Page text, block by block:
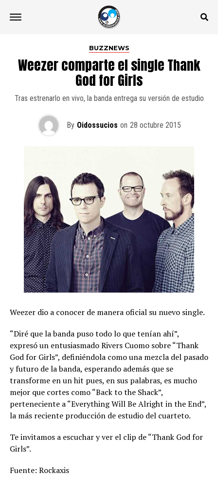
BUZZNEWS
Weezer comparte el single Thank
God for Girls
Tras estrenarlo en vivo, la banda entrega su versión de estudio
By Oidossucios on 28 octubre 2015
Weezer dio a conocer de manera oficial su nuevo single.
“Diré que la banda puso todo lo que tenían ahí”,
expresó un entusiasmado Rivers Cuomo sobre “Thank
God for Girls”, definiéndola como una mezcla del pasado
y futuro de la banda, esperando además que se
transforme en un hit pues, en sus palabras, es mucho
mejor que cortes como “Back to the Shack”,
perteneciente a “Everything Will Be Alright in the End”,
la más reciente producción de estudio del cuarteto.
Te invitamos a escuchar y ver el clip de “Thank God for
Girls”.
Fuente: Rockaxis